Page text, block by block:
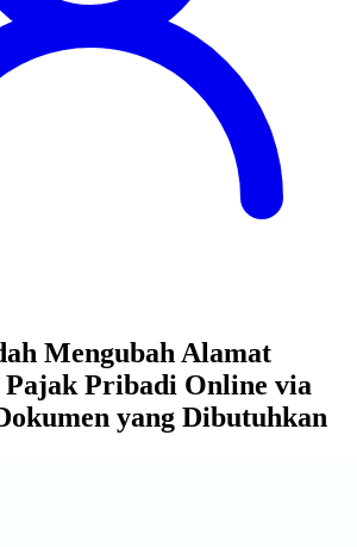
Mengubah Alamat
Pribadi Online via
yang Dibutuhkan